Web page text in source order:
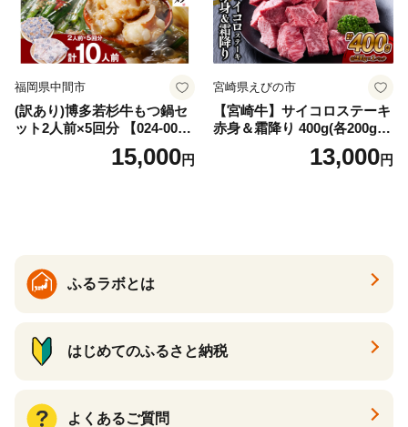
福岡県中間市
(訳あり)博多若杉牛もつ鍋セ
ット2人前×5回分 【024-002
15,000円
宮崎県えびの市
【宮崎牛】サイコロステーキ
赤身＆霜降り 400g(各200g×
１P 計2P) 真空パック 冷凍
13,000円
ふるラボとは
はじめてのふるさと納税
よくあるご質問